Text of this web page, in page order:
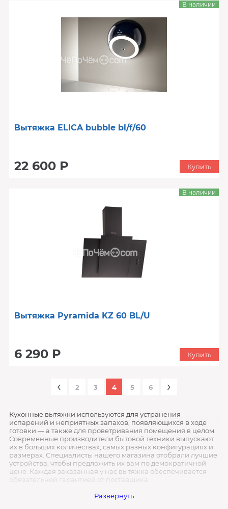
Вытяжка ELICA bubble bl/f/60
22 600 Р
В наличии
Купить
Вытяжка Pyramida KZ 60 BL/U
6 290 Р
В наличии
Купить
‹ 2 3 4 5 6 ›
Кухонные вытяжки используются для устранения
испарений и неприятных запахов, появляющихся в ходе
готовки — а также для проветривания помещения в целом.
Современные производители бытовой техники выпускают
их в больших количествах, самых разных конфигурациях и
размерах. Специалисты нашего магазина отобрали лучшие
устройства, чтобы предложить их вам по демократичной
цене. Каждая заказанная у нас вытяжка обеспечивается
обязательной гарантией от поставщика.
Критерии выбора
Развернуть